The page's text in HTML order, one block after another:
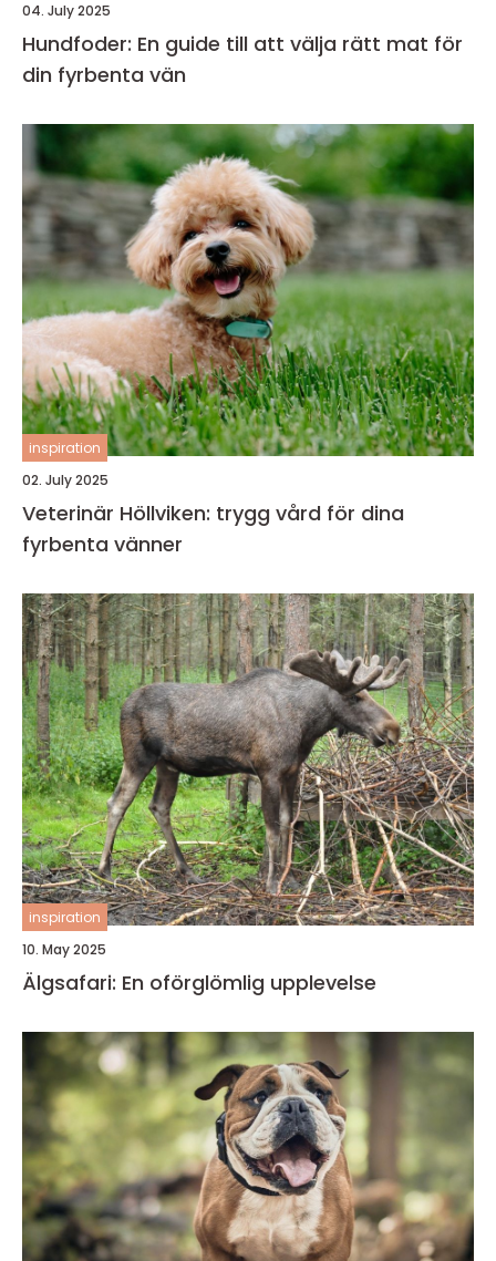
04. July 2025
Hundfoder: En guide till att välja rätt mat för
din fyrbenta vän
inspiration
02. July 2025
Veterinär Höllviken: trygg vård för dina
fyrbenta vänner
inspiration
10. May 2025
Älgsafari: En oförglömlig upplevelse